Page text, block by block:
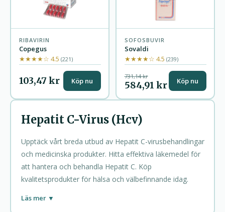
RIBAVIRIN
Copegus
★★★★☆ 4.5 (221)
103,47 kr Köp nu
SOFOSBUVIR
Sovaldi
★★★★☆ 4.5 (239)
731,14 kr
584,91 kr Köp nu
Hepatit C-Virus (Hcv)
Upptäck vårt breda utbud av Hepatit C-virusbehandlingar
och medicinska produkter. Hitta effektiva läkemedel för
att hantera och behandla Hepatit C. Köp
kvalitetsprodukter för hälsa och välbefinnande idag.
Hepatit C-virus (HCV) är en allvarlig sjukdom som
Läs mer ▼